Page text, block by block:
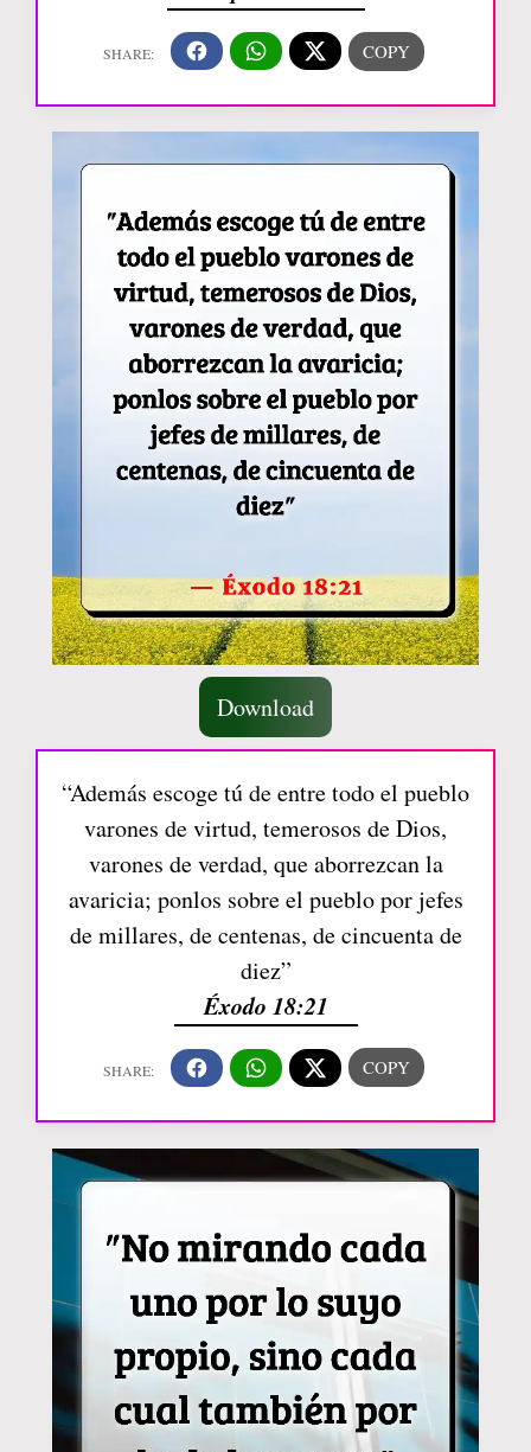
Download
“Además escoge tú de entre todo el pueblo
varones de virtud, temerosos de Dios,
varones de verdad, que aborrezcan la
avaricia; ponlos sobre el pueblo por jefes
de millares, de centenas, de cincuenta de
diez”
Éxodo 18:21